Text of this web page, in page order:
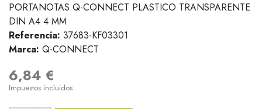
PORTANOTAS Q-CONNECT PLASTICO TRANSPARENTE
DIN A4 4 MM
Referencia: 37683-KF03301
Marca: Q-CONNECT
6,84 €
Impuestos incluidos